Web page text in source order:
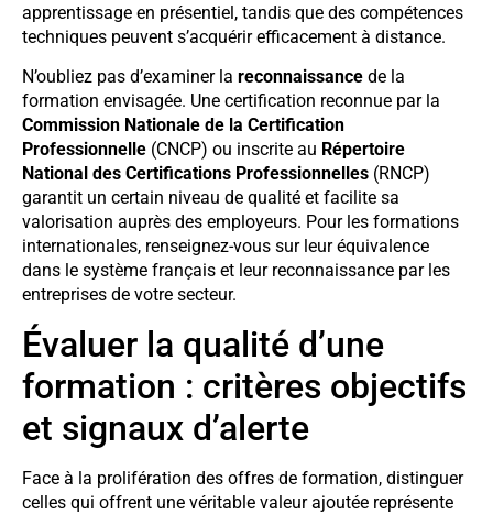
apprentissage en présentiel, tandis que des compétences
techniques peuvent s’acquérir efficacement à distance.
N’oubliez pas d’examiner la reconnaissance de la
formation envisagée. Une certification reconnue par la
Commission Nationale de la Certification
Professionnelle (CNCP) ou inscrite au Répertoire
National des Certifications Professionnelles (RNCP)
garantit un certain niveau de qualité et facilite sa
valorisation auprès des employeurs. Pour les formations
internationales, renseignez-vous sur leur équivalence
dans le système français et leur reconnaissance par les
entreprises de votre secteur.
Évaluer la qualité d’une
formation : critères objectifs
et signaux d’alerte
Face à la prolifération des offres de formation, distinguer
celles qui offrent une véritable valeur ajoutée représente